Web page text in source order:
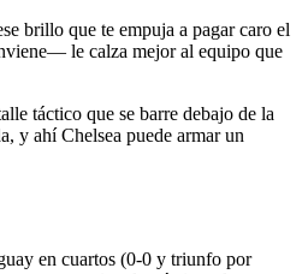
brillo que te empuja a pagar caro el
le calza mejor al equipo que
táctico que se barre debajo de la
y ahí Chelsea puede armar un
en cuartos (0-0 y triunfo por